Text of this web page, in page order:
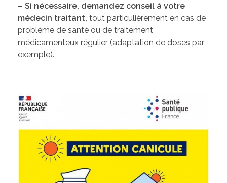
– Si nécessaire, demandez conseil à votre
médecin traitant, tout particulièrement en cas de
problème de santé ou de traitement
médicamenteux régulier (adaptation de doses par
exemple).